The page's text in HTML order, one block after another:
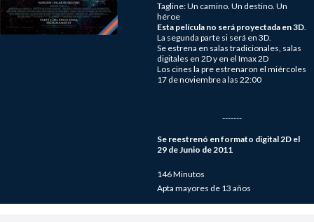
Tagline: Un camino. Un destino. Un
héroe
Esta película no será proyectada en 3D.
La segunda parte si será en 3D.
Se estrena en salas tradicionales, salas
digitales en 2D y en el Imax 2D
Los cines la pre estrenaron el miércoles
17 de noviembre a las 22:00
-------
Se reestrenó en formato digital 2D el
29 de Junio de 2011
146 Minutos
Apta mayores de 13 años